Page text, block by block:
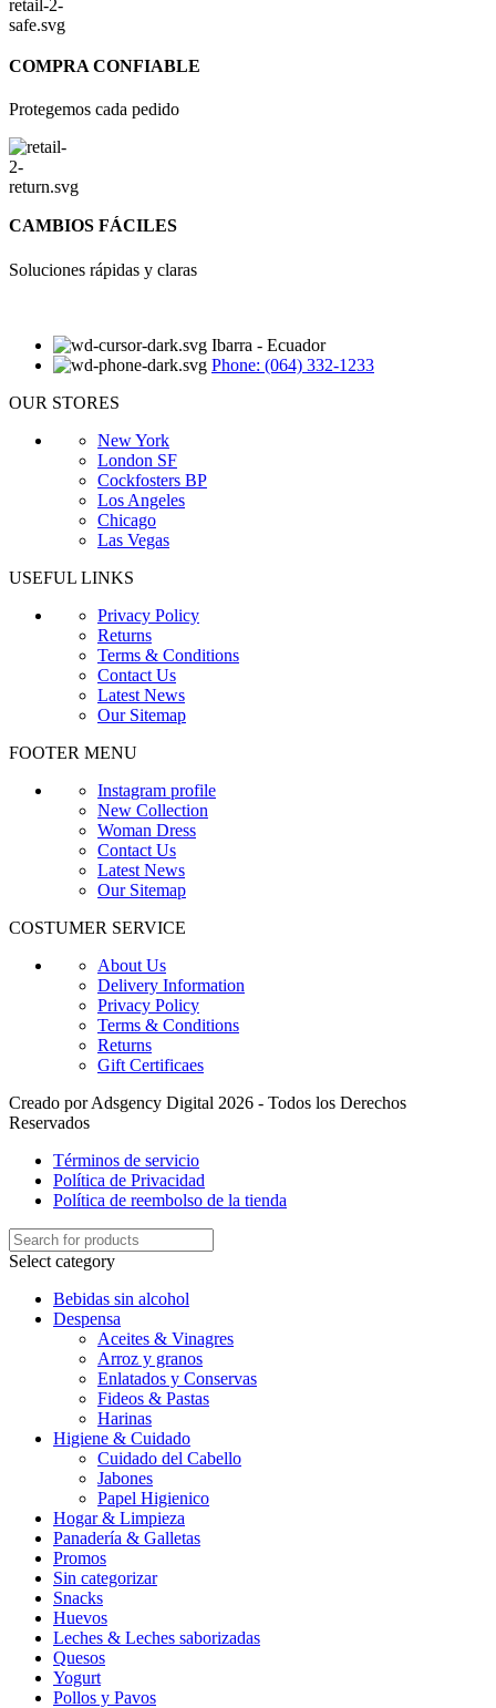
COMPRA CONFIABLE
Protegemos cada pedido
CAMBIOS FÁCILES
Soluciones rápidas y claras
Ibarra - Ecuador
Phone: (064) 332-1233
OUR STORES
New York
London SF
Cockfosters BP
Los Angeles
Chicago
Las Vegas
USEFUL LINKS
Privacy Policy
Returns
Terms & Conditions
Contact Us
Latest News
Our Sitemap
FOOTER MENU
Instagram profile
New Collection
Woman Dress
Contact Us
Latest News
Our Sitemap
COSTUMER SERVICE
About Us
Delivery Information
Privacy Policy
Terms & Conditions
Returns
Gift Certificaes
Creado por Adsgency Digital 2026 - Todos los Derechos
Reservados
Términos de servicio
Política de Privacidad
Política de reembolso de la tienda
Select category
Bebidas sin alcohol
Despensa
Aceites & Vinagres
Arroz y granos
Enlatados y Conservas
Fideos & Pastas
Harinas
Higiene & Cuidado
Cuidado del Cabello
Jabones
Papel Higienico
Hogar & Limpieza
Panadería & Galletas
Promos
Sin categorizar
Snacks
Huevos
Leches & Leches saborizadas
Quesos
Yogurt
Pollos y Pavos